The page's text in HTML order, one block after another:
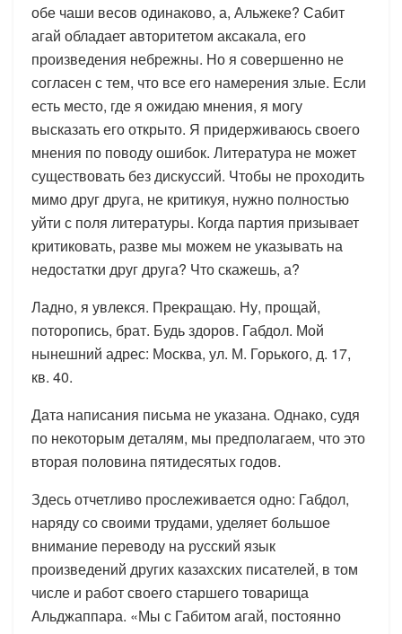
обе чаши весов одинаково, а, Альжеке? Сабит
агай обладает авторитетом аксакала, его
произведения небрежны. Но я совершенно не
согласен с тем, что все его намерения злые. Если
есть место, где я ожидаю мнения, я могу
высказать его открыто. Я придерживаюсь своего
мнения по поводу ошибок. Литература не может
существовать без дискуссий. Чтобы не проходить
мимо друг друга, не критикуя, нужно полностью
уйти с поля литературы. Когда партия призывает
критиковать, разве мы можем не указывать на
недостатки друг друга? Что скажешь, а?
Ладно, я увлекся. Прекращаю. Ну, прощай,
поторопись, брат. Будь здоров. Габдол. Мой
нынешний адрес: Москва, ул. М. Горького, д. 17,
кв. 40.
Дата написания письма не указана. Однако, судя
по некоторым деталям, мы предполагаем, что это
вторая половина пятидесятых годов.
Здесь отчетливо прослеживается одно: Габдол,
наряду со своими трудами, уделяет большое
внимание переводу на русский язык
произведений других казахских писателей, в том
числе и работ своего старшего товарища
Альджаппара. «Мы с Габитом агай, постоянно